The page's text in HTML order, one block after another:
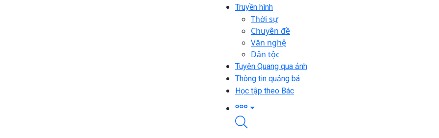
Truyền hình
Thời sự
Chuyên đề
Văn nghệ
Dân tộc
Tuyên Quang qua ảnh
Thông tin quảng bá
Học tập theo Bác